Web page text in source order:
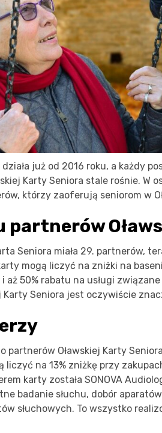
działa już od 2016 roku, a każdy
Karty Seniora stale rośnie. W
którzy zaoferują seniorom w
partnerów
Seniora miała 29. partnerów,
mogą liczyć na zniżki na
aż 50% rabatu na usługi
Karty Seniora jest oczywiście
partnerów Oławskiej Karty
liczyć na 13% zniżkę przy
karty została SONOVA
badanie słuchu, dobór
słuchowych. To wszystko